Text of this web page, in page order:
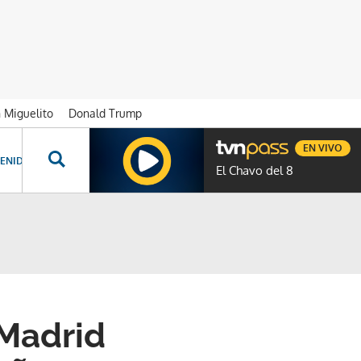
Miguelito Donald Trump
ESPECIALES NOVELAS GENTE TVN
El Chavo del 8
EN VIVO